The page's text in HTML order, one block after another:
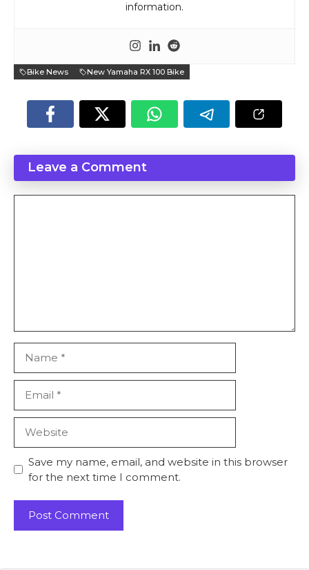
information.
Bike News New Yamaha RX 100 Bike
Leave a Comment
Save my name, email, and website in this browser
for the next time I comment.